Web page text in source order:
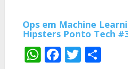
Ops em Machine
Hipsters Ponto Tech
WhatsApp
Facebook
Twitter